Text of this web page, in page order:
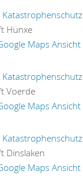
Hünxe
Maps Ansicht
Voerde
Maps Ansicht
Dinslaken
Maps Ansicht